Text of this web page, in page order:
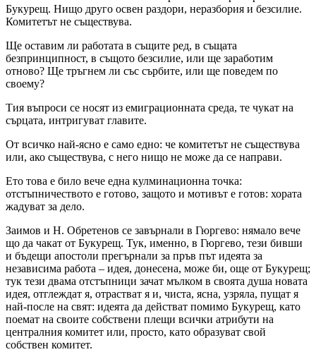
Букурещ. Нищо друго освен раздори, неразбория и безсилие.
Комитетът не съществува.
Ще оставим ли работата в същите ред, в същата
безпринципност, в същото безсилие, или ще заработим
отново? Ще тръгнем ли със сърбите, или ще поведем по
своему?
Тия въпроси се носят из емиграционната среда, те чукат на
сърцата, интригуват главите.
От всичко най-ясно е само едно: че комитетът не съществува
или, ако съществува, с него нищо не може да се направи.
Ето това е било вече една кулминационна точка:
отстъпничеството е готово, защото и мотивът е готов: хората
жадуват за дело.
Заимов и Н. Обретенов се завърнали в Гюргево: нямало вече
що да чакат от Букурещ. Тук, именно, в Гюргево, тези бивши
и бъдещи апостоли прегърнали за пръв път идеята за
независима работа – идея, донесена, може би, още от Букурещ;
тук тези двама отстъпници зачат мълком в своята душа новата
идея, отглеждат я, отрастват я и, чиста, ясна, узряла, пущат я
най-после на свят: идеята да действат помимо Букурещ, като
поемат на своите собствени плещи всички атрибути на
централния комитет или, просто, като образуват свой
собствен комитет.